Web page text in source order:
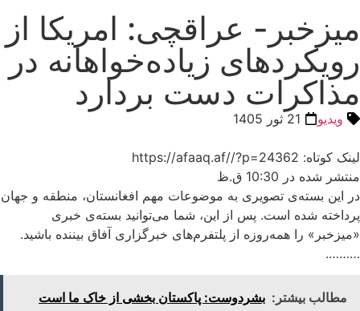
میزخبر- عراقچی: امریکا از
رویکردهای زیاده‌خواهانه در
مذاکرات دست بردارد
ویدیو 21 ثور 1405
لینک کوتاه: https://afaaq.af//?p=24362
منتشر شده در 10:30 ق.ظ
در این بسته‌ی تصویری به موضوعات مهم افغانستان، منطقه و جهان
پرداخته شده است. پس از این، شما می‌توانید بسته‌ی خبری
«میزخبر» را همه‌روزه از پلتفرم‌های خبرگزاری آفاق بیننده باشید.
……….
مطالب بیشتر: بشردوست: پاکستان بخشی از خاک ما است